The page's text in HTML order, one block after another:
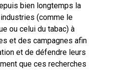
bien longtemps la
(comme le
ou celui du tabac) à
et des campagnes afin
et de défendre leurs
que ces recherches